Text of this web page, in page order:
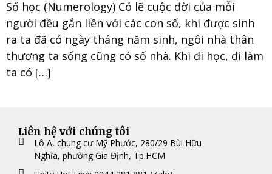
Số học (Numerology) Có lẽ cuộc đời của mỗi
người đều gắn liền với các con số, khi được sinh
ra ta đã có ngày tháng năm sinh, ngôi nhà thân
thương ta sống cũng có số nhà. Khi đi học, đi làm
ta có […]
Liên hệ với chúng tôi
Lô A, chung cư Mỹ Phước, 280/29 Bùi Hữu
Nghĩa, phường Gia Định, Tp.HCM